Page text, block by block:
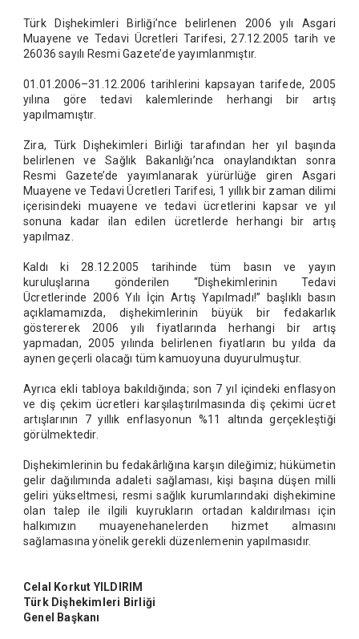
Türk Dişhekimleri Birliği’nce belirlenen 2006 yılı Asgari
Muayene ve Tedavi Ücretleri Tarifesi, 27.12.2005 tarih ve
26036 sayılı Resmi Gazete’de yayımlanmıştır.
01.01.2006–31.12.2006 tarihlerini kapsayan tarifede, 2005
yılına göre tedavi kalemlerinde herhangi bir artış
yapılmamıştır.
Zira, Türk Dişhekimleri Birliği tarafından her yıl başında
belirlenen ve Sağlık Bakanlığı’nca onaylandıktan sonra
Resmi Gazete’de yayımlanarak yürürlüğe giren Asgari
Muayene ve Tedavi Ücretleri Tarifesi, 1 yıllık bir zaman dilimi
içerisindeki muayene ve tedavi ücretlerini kapsar ve yıl
sonuna kadar ilan edilen ücretlerde herhangi bir artış
yapılmaz.
Kaldı ki 28.12.2005 tarihinde tüm basın ve yayın
kuruluşlarına gönderilen “Dişhekimlerinin Tedavi
Ücretlerinde 2006 Yılı İçin Artış Yapılmadı!” başlıklı basın
açıklamamızda, dişhekimlerinin büyük bir fedakarlık
göstererek 2006 yılı fiyatlarında herhangi bir artış
yapmadan, 2005 yılında belirlenen fiyatların bu yılda da
aynen geçerli olacağı tüm kamuoyuna duyurulmuştur.
Ayrıca ekli tabloya bakıldığında; son 7 yıl içindeki enflasyon
ve diş çekim ücretleri karşılaştırılmasında diş çekimi ücret
artışlarının 7 yıllık enflasyonun %11 altında gerçekleştiği
görülmektedir.
Dişhekimlerinin bu fedakârlığına karşın dileğimiz; hükümetin
gelir dağılımında adaleti sağlaması, kişi başına düşen milli
geliri yükseltmesi, resmi sağlık kurumlarındaki dişhekimine
olan talep ile ilgili kuyrukların ortadan kaldırılması için
halkımızın muayenehanelerden hizmet almasını
sağlamasına yönelik gerekli düzenlemenin yapılmasıdır.
Celal Korkut YILDIRIM
Türk Dişhekimleri Birliği
Genel Başkanı